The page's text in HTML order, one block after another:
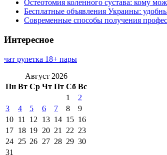
Остеотомия коленного сустава: кому
Бесплатные объявления Украины:
Современные способы получения
Интересное
чат рулетка 18+ пары
Август 2026
Пн Вт Ср Чт Пт Сб Вс
1
2
3
4 5 6 7 8
9
10 11 12 13 14 15 16
17 18 19 20 21 22 23
24 25 26 27 28 29 30
31